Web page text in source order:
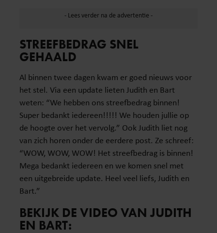
STREEFBEDRAG SNEL
GEHAALD
Al binnen twee dagen kwam er goed nieuws voor
het stel. Via een update lieten Judith en Bart
weten: “We hebben ons streefbedrag binnen!
Super bedankt iedereen!!!!! We houden jullie op
de hoogte over het vervolg.” Ook Judith liet nog
van zich horen onder de eerdere post. Ze schreef:
“WOW, WOW, WOW! Het streefbedrag is binnen!
Mega bedankt iedereen en we komen snel met
een uitgebreide update. Heel veel liefs, Judith en
Bart.”
BEKIJK DE VIDEO VAN JUDITH
EN BART: